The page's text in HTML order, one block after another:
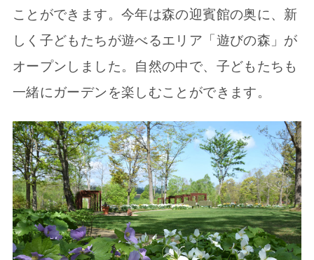
ことができます。今年は森の迎賓館の奥に、新
しく子どもたちが遊べるエリア「遊びの森」が
オープンしました。自然の中で、子どもたちも
一緒にガーデンを楽しむことができます。